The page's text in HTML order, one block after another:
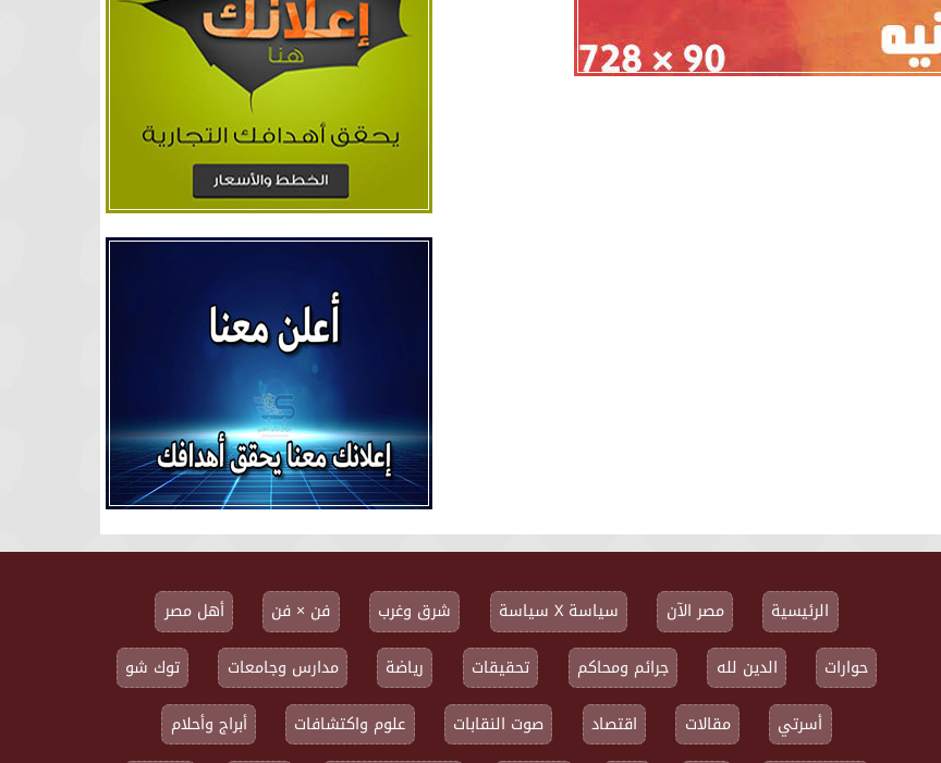
الرئيسية مصر الآن سياسة X سياسة شرق وغرب فن × فن
أهل مصر
حوارات
الدين لله جرائم ومحاكم تحقيقات رياضة مدارس وجامعات
توك شو
أسرتي
مقالات اقتصاد صوت النقابات علوم واكتشافات أبراج وأحلام